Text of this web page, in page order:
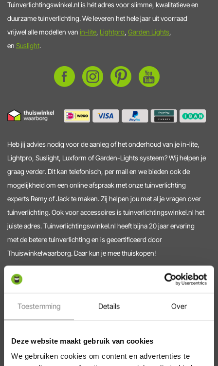
Toestemming Details Over
Deze website maakt gebruik van cookies
We gebruiken cookies om content en advertenties te
Tuinverlichtingswinkel.nl is hét adres voor slimme, kwalitatieve en
duurzame tuinverlichting. We leveren het hele jaar uit voorraad
vrijwel alle modellen van in-lite, Lightpro, Garden Lights,
en Suslight.
Heb jij advies nodig voor de aanleg of het onderhoud van je in-lite,
Lightpro, Suslight, Luxform of Garden-Lights systeem? Wij helpen je
graag verder. Dit kan telefonisch, per mail en we bieden ook de
mogelijkheid om een online afspraak met onze tuinverlichting
experts Remy of Jack te maken. Zij helpen jou met al je vragen over
tuinverlichting. Ook voor accessoires is tuinverlichtingswinkel.nl het
juiste adres. Tuinverlichtingswinkel.nl heeft bijna 20 jaar ervaring
met de betere tuinverlichting en is gecertificeerd door
Thuiswinkelwaarborg. Daar kun je mee thuiskopen!
Klantenservice
Hulp bij bestellen
Bezorging en levertijden